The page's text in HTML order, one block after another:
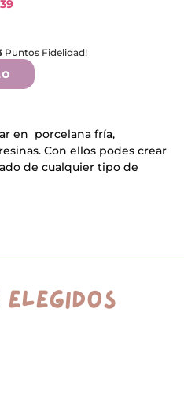
Puntos Fidelidad!
a
t
i
en porcelana fría,
Con ellos podes crear
de cualquier tipo de
elegidos